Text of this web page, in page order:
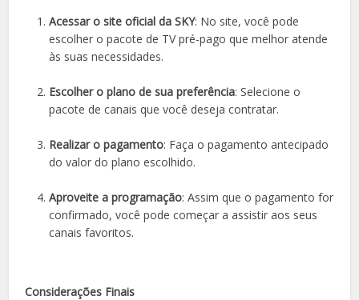
Acessar o site oficial da SKY: No site, você pode
escolher o pacote de TV pré-pago que melhor atende
às suas necessidades.
Escolher o plano de sua preferência: Selecione o
pacote de canais que você deseja contratar.
Realizar o pagamento: Faça o pagamento antecipado
do valor do plano escolhido.
Aproveite a programação: Assim que o pagamento for
confirmado, você pode começar a assistir aos seus
canais favoritos.
Considerações Finais